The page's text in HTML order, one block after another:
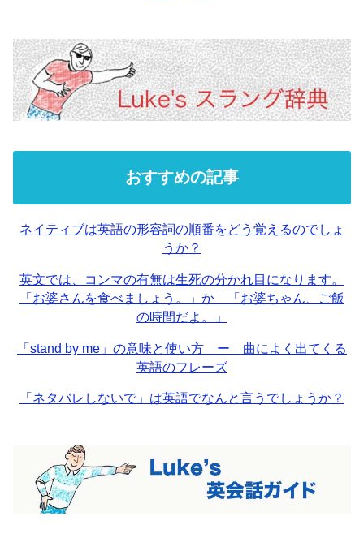
おすすめの記事
ネイティブは英語の形容詞の順番をどう覚えるのでしょ
うか？
英文では、コンマの有無は生死の分かれ目になります。
「お婆さんを食べましょう。」か 「お婆ちゃん、ご飯
の時間だよ。」
「stand by me」の意味と使い方 ー 曲によく出てくる
英語のフレーズ
「ネタバレしないで」は英語でなんと言うでしょうか？